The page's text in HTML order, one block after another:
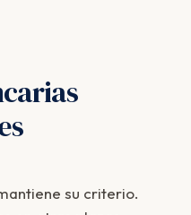
su criterio.